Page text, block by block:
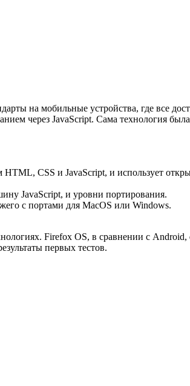
на мобильные устройства, где все
через JavaScript. Сама технология
CSS и JavaScript, и использует
JavaScript, и уровни портирования.
с портами для MacOS или Windows.
Firefox OS, в сравнении с Android,
первых тестов.